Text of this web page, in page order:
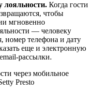
лояльности. Когда гости
чтобы
мгновенно
— человеку
номер телефона и дату
еще и электронную